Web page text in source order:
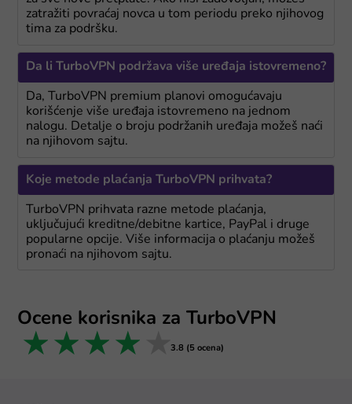
zatražiti povraćaj novca u tom periodu preko njihovog
tima za podršku.
Da li TurboVPN podržava više uređaja istovremeno?
Da, TurboVPN premium planovi omogućavaju
korišćenje više uređaja istovremeno na jednom
nalogu. Detalje o broju podržanih uređaja možeš naći
na njihovom sajtu.
Koje metode plaćanja TurboVPN prihvata?
TurboVPN prihvata razne metode plaćanja,
uključujući kreditne/debitne kartice, PayPal i druge
popularne opcije. Više informacija o plaćanju možeš
pronaći na njihovom sajtu.
Ocene korisnika za TurboVPN
5 stars
4 stars
3 stars
2 stars
1 star 3.8 (5 ocena)